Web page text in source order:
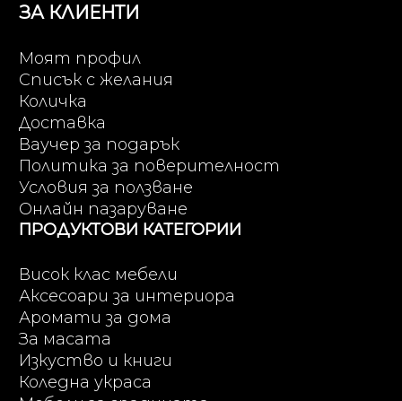
ЗА КЛИЕНТИ
Моят профил
Списък с желания
Количка
Доставка
Ваучер за подарък
Политика за поверителност
Условия за ползване
Онлайн пазаруване
ПРОДУКТОВИ КАТЕГОРИИ
Висок клас мебели
Аксесоари за интериора
Аромати за дома
За масата
Изкуство и книги
Коледна украса